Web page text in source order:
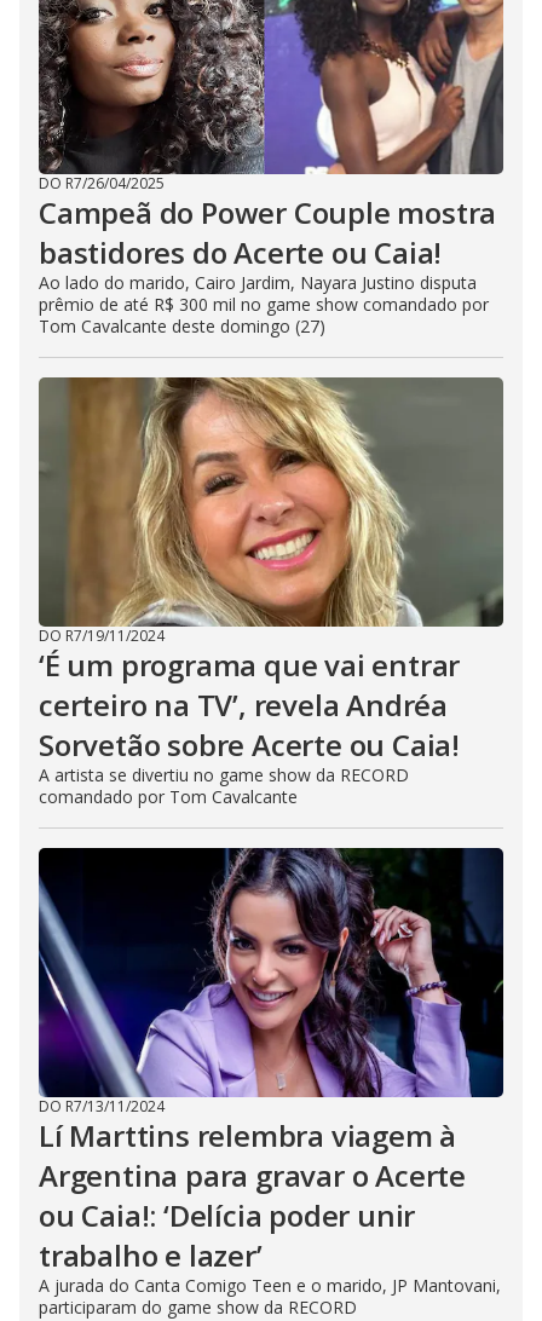
DO R7/26/04/2025
Campeã do Power Couple mostra
bastidores do Acerte ou Caia!
Ao lado do marido, Cairo Jardim, Nayara Justino disputa
prêmio de até R$ 300 mil no game show comandado por
Tom Cavalcante deste domingo (27)
DO R7/19/11/2024
‘É um programa que vai entrar
certeiro na TV’, revela Andréa
Sorvetão sobre Acerte ou Caia!
A artista se divertiu no game show da RECORD
comandado por Tom Cavalcante
DO R7/13/11/2024
Lí Marttins relembra viagem à
Argentina para gravar o Acerte
ou Caia!: ‘Delícia poder unir
trabalho e lazer’
A jurada do Canta Comigo Teen e o marido, JP Mantovani,
participaram do game show da RECORD